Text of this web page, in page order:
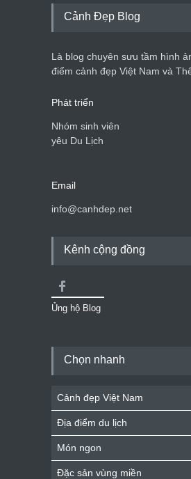
Cảnh Đẹp Blog
Là blog chuyên sưu tầm hình
điểm cảnh đẹp Việt Nam và
Phát triển
Nhóm sinh viên
yêu Du Lịch
Email
info@canhdep.net
Kênh cộng đồng
Ủng hộ Blog
Chọn nhanh
Cảnh đẹp Việt Nam
Địa điểm du lịch
Món ngon
Đặc sản vùng miền